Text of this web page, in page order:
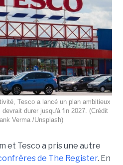
Tesco a lancé un plan ambitieux
durer jusqu'à fin 2027. (Crédit
Verma /Unsplash)
et Tesco a pris une autre
de The Register. En